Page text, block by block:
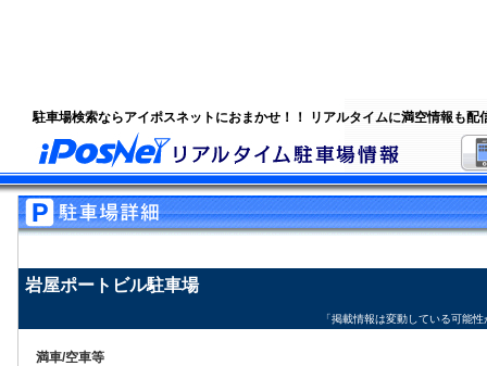
駐車場検索ならアイポスネットにおまかせ！！ リアルタイムに満空情報も配
岩屋ポートビル駐車場
「掲載情報は変動している可能
満車/空車等